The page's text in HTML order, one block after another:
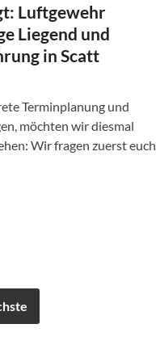
Luftgewehr
Liegend und
in Scatt
Terminplanung und
möchten wir diesmal
Wir fragen zuerst euch